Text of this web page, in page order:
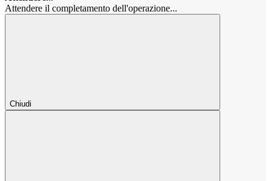
Attendere il completamento dell'operazione...
Chiudi